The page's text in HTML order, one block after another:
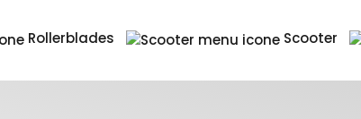
Rollerblades Scooter